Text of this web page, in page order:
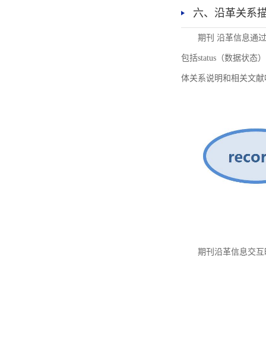
六、沿革关系
期刊 沿革信息通
包括status（数据状态
体关系说明和相关文
期刊沿革信息交